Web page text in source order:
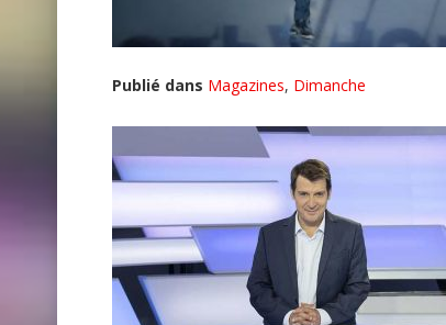
Publié dans Magazines, Dimanche